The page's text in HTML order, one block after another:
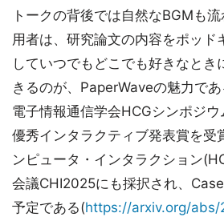
トークの背後では自然なBGMも
用者は、研究論文の内容をポッド
していつでもどこでも好きなとき
きるのが、PaperWaveの魅力で
電子情報通信学会HCGシンポジ
優秀インタラクティブ発表賞を受
ンピュータ・インタラクション
会議CHI2025にも採択され、
予定である(https://arxiv.org/abs/